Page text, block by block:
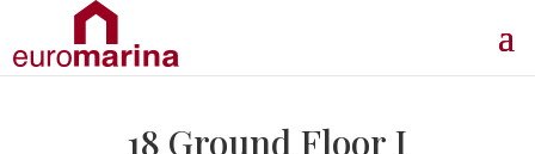
18 Ground Floor I